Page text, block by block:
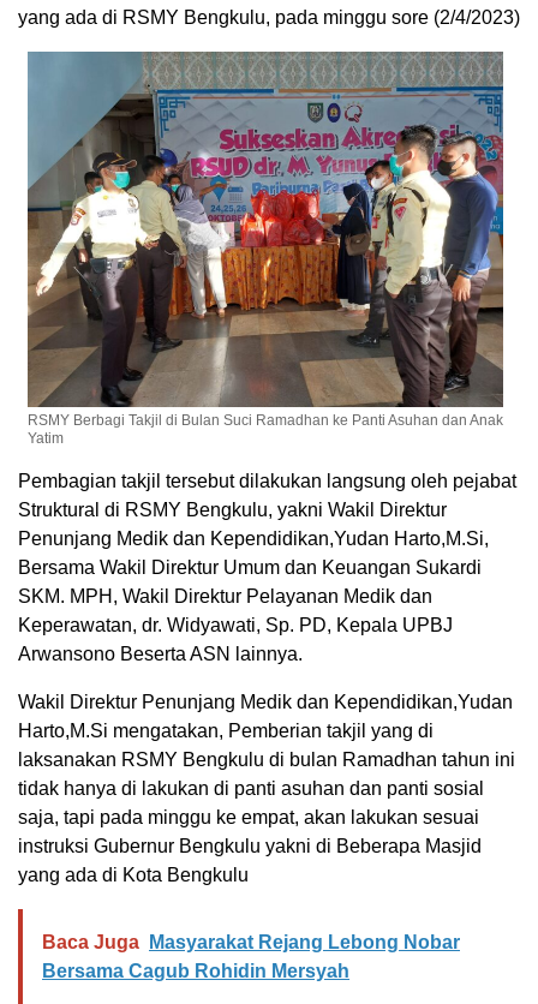
yang ada di RSMY Bengkulu, pada minggu sore (2/4/2023)
RSMY Berbagi Takjil di Bulan Suci Ramadhan ke Panti Asuhan dan Anak
Yatim
Pembagian takjil tersebut dilakukan langsung oleh pejabat
Struktural di RSMY Bengkulu, yakni Wakil Direktur
Penunjang Medik dan Kependidikan,Yudan Harto,M.Si,
Bersama Wakil Direktur Umum dan Keuangan Sukardi
SKM. MPH, Wakil Direktur Pelayanan Medik dan
Keperawatan, dr. Widyawati, Sp. PD, Kepala UPBJ
Arwansono Beserta ASN lainnya.
Wakil Direktur Penunjang Medik dan Kependidikan,Yudan
Harto,M.Si mengatakan, Pemberian takjil yang di
laksanakan RSMY Bengkulu di bulan Ramadhan tahun ini
tidak hanya di lakukan di panti asuhan dan panti sosial
saja, tapi pada minggu ke empat, akan lakukan sesuai
instruksi Gubernur Bengkulu yakni di Beberapa Masjid
yang ada di Kota Bengkulu
Baca Juga
Masyarakat Rejang Lebong Nobar
Bersama Cagub Rohidin Mersyah